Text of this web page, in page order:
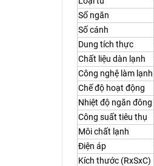
Số ngăn
Số cánh
Dung tích thực
Chất liệu dàn lạnh
Công nghệ làm lạnh
Chế độ hoạt động
Nhiệt độ ngăn đông
Công suất tiêu thụ
Môi chất lạnh
Điện áp
Kích thước (RxSxC)